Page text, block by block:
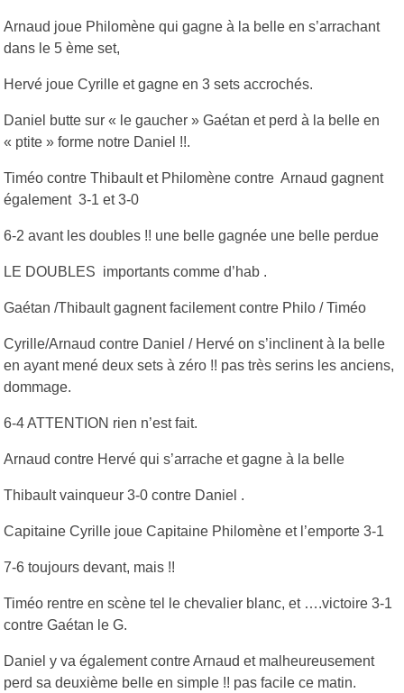
Arnaud joue Philomène qui gagne à la belle en s’arrachant
dans le 5 ème set,
Hervé joue Cyrille et gagne en 3 sets accrochés.
Daniel butte sur « le gaucher » Gaétan et perd à la belle en
« ptite » forme notre Daniel !!.
Timéo contre Thibault et Philomène contre Arnaud gagnent
également 3-1 et 3-0
6-2 avant les doubles !! une belle gagnée une belle perdue
LE DOUBLES importants comme d’hab .
Gaétan /Thibault gagnent facilement contre Philo / Timéo
Cyrille/Arnaud contre Daniel / Hervé on s’inclinent à la belle
en ayant mené deux sets à zéro !! pas très serins les anciens,
dommage.
6-4 ATTENTION rien n’est fait.
Arnaud contre Hervé qui s’arrache et gagne à la belle
Thibault vainqueur 3-0 contre Daniel .
Capitaine Cyrille joue Capitaine Philomène et l’emporte 3-1
7-6 toujours devant, mais !!
Timéo rentre en scène tel le chevalier blanc, et ….victoire 3-1
contre Gaétan le G.
Daniel y va également contre Arnaud et malheureusement
perd sa deuxième belle en simple !! pas facile ce matin.